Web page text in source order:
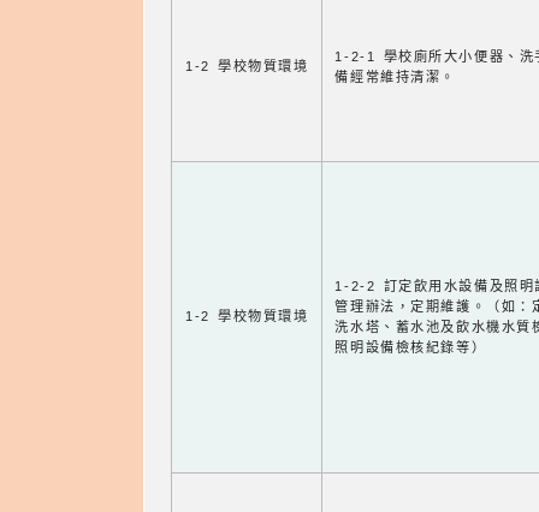
1-2 學校物質環境
1-2-1 學校廁所大小便器、洗
備經常維持清潔。
1-2 學校物質環境
1-2-2 訂定飲用水設備及照明
管理辦法，定期維護。（如：
洗水塔、蓄水池及飲水機水質
照明設備檢核紀錄等）